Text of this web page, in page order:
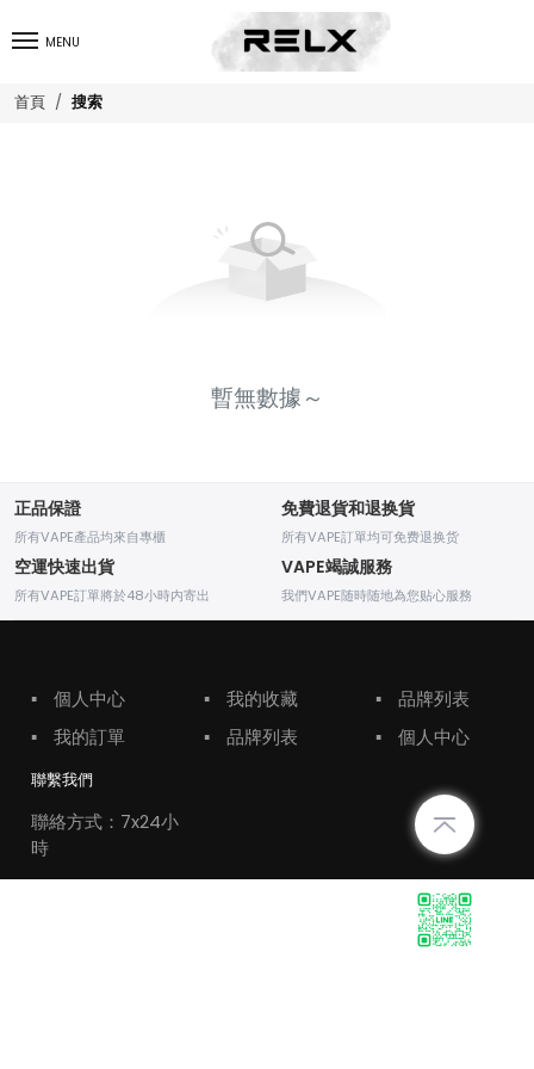
MENU
首頁 搜索
暫無數據～
正品保證
所有VAPE產品均來自專櫃
免費退貨和退换貨
所有VAPE訂單均可免费退换货
空運快速出貨
所有VAPE訂單將於48小時内寄出
VAPE竭誠服務
我們VAPE随時随地為您贴心服務
▪
個人中心
▪
我的訂單
▪
我的收藏
▪
品牌列表
▪
品牌列表
▪
個人中心
聯繫我們
聯絡方式：7x24小
時